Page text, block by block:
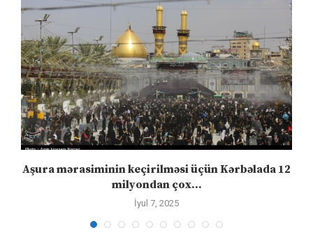
Aşura mərasiminin keçirilməsi üçün Kərbəlada 12
milyondan çox...
İyul 7, 2025